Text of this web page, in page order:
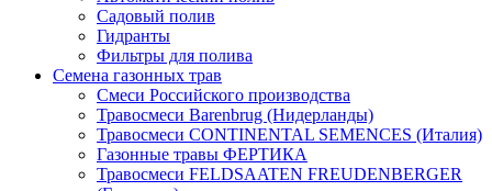
Садовый полив
Гидранты
Фильтры для полива
Семена газонных трав
Смеси Российского производства
Травосмеси Barenbrug (Нидерланды)
Травосмеси CONTINENTAL SEMENCES (Италия)
Газонные травы ФЕРТИКА
Травосмеси FELDSAATEN FREUDENBERGER